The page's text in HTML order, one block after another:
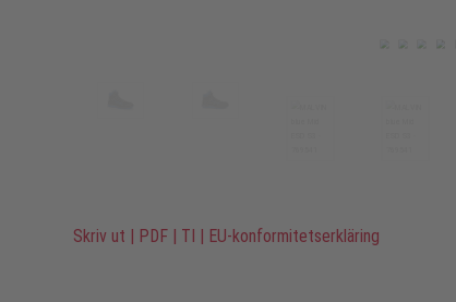
Skriv ut | PDF | TI | EU-konformitetserkläring